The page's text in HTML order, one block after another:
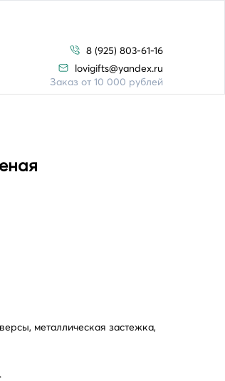
8 (925) 803-61-16
lovigifts@yandex.ru
Заказ от 10 000 рублей
металлическая застежка,